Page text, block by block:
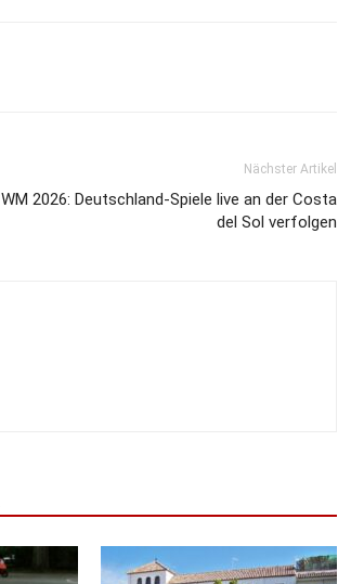
Nächster Artikel
WM 2026: Deutschland-Spiele live an der Costa
del Sol verfolgen